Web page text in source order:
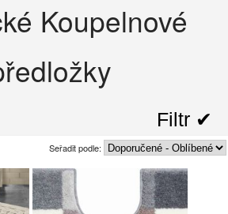
Koupelnové
Filtr ✔︎
Seřadit podle: